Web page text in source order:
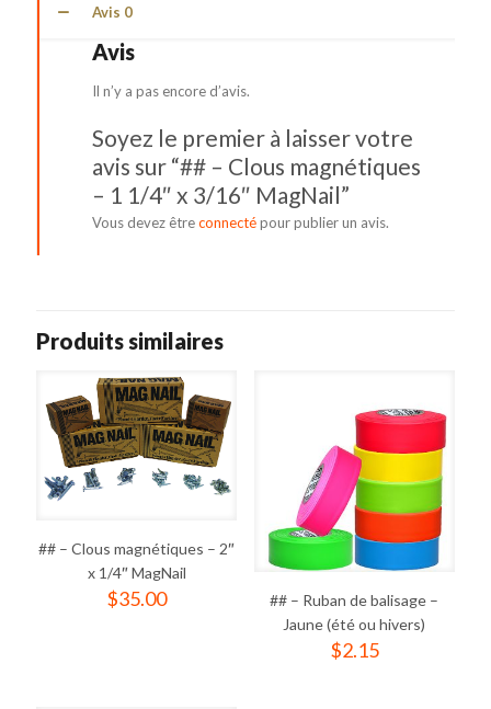
Avis 0
Avis
Il n’y a pas encore d’avis.
Soyez le premier à laisser votre
avis sur “## – Clous magnétiques
– 1 1/4″ x 3/16″ MagNail”
Vous devez êtreconnectépour publier un avis.
Produits similaires
## – Clous magnétiques – 2″
x 1/4″ MagNail
$35.00
## – Ruban de balisage –
Jaune (été ou hivers)
$2.15